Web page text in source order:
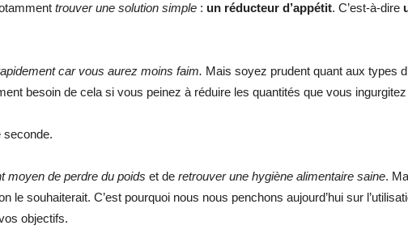
trouver une solution simple : un réducteur d’appétit. C’est-à-dire
car vous aurez moins faim. Mais soyez prudent quant aux types
besoin de cela si vous peinez à réduire les quantités que vous
seconde.
moyen de perdre du poids et de retrouver une hygiène alimentaire saine.
le souhaiterait. C’est pourquoi nous nous penchons aujourd’hui sur
objectifs.